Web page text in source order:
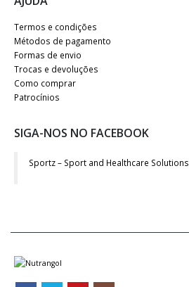
Termos e condições
Métodos de pagamento
Formas de envio
Trocas e devoluções
Como comprar
Patrocínios
SIGA-NOS NO FACEBOOK
Sportz – Sport and Healthcare Solutions